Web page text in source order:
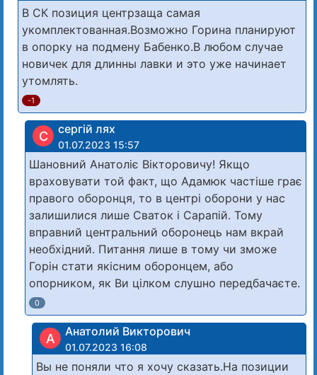
В СК позиция центрзаща самая
укомплектованная.Возможно Горина планируют
в опорку на подмену Бабенко.В любом случае
новичек для длинны лавки и это уже начинает
утомлять.
-1
С сергій лях
01.07.2023 15:57
Шановний Анатоліє Вікторовичу! Якщо
враховувати той факт, що Адамюк частіше грає
правого оборонця, то в центрі оборони у нас
залишилися лише Сваток і Сарапій. Тому
вправний центральний оборонець нам вкрай
необхідний. Питання лише в тому чи зможе
Горін стати якісним оборонцем, або
опорником, як Ви цілком слушно передбачаєте.
0
А Анатолий Викторович
01.07.2023 16:08
Вы не поняли что я хочу сказать.На позиции